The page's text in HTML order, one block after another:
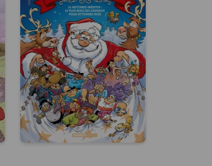
Bamboo de
l'avent
Date de parution :
28/10/2026
24 histoires inédites : le plus
beau des cadeaux pour
attendre Noël.